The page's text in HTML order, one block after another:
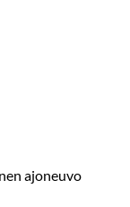
ajoneuvo